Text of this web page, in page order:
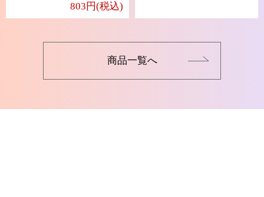
803円(税込)
商品一覧へ